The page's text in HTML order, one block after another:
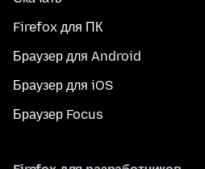
Firefox для ПК
Браузер для Android
Браузер для iOS
Браузер Focus